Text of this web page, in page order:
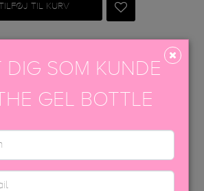
TIL KURV
FARVEBROCHURE
DIG SOM KUNDE
GEL BOTTLE